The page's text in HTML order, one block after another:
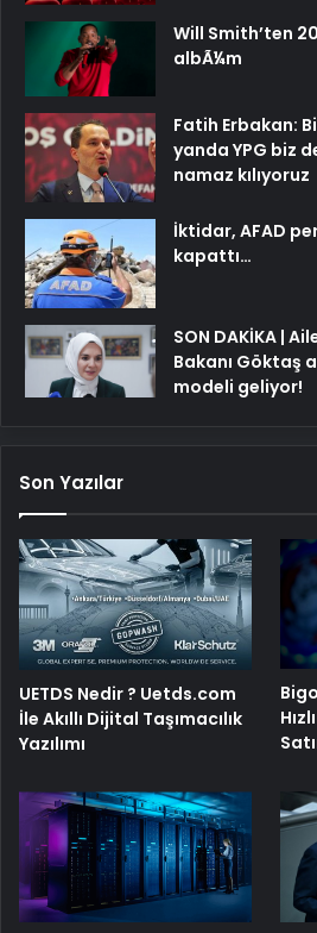
Will Smith’ten
albÃ¼m
Fatih Erbakan:
yanda YPG biz
namaz kılıyoruz
İktidar, AFAD
kapattı…
SON DAKİKA |
Bakanı Göktaş
modeli geliyor!
Son Yazılar
UETDS Nedir ? Uetds.com
İle Akıllı Dijital Taşımacılık
Yazılımı